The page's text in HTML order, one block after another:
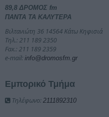
89,8 ΔΡΟΜΟΣ fm
ΠΑΝΤΑ ΤΑ ΚΑΛΥΤΕΡΑ
Βιλτανιώτη 36 14564 Κάτω Κηφισιά
Τηλ.: 211 189 2350
Fax.: 211 189 2359
e-mail: info@dromosfm.gr
Εμπορικό Τμήμα
Τηλέφωνο: 2111892310